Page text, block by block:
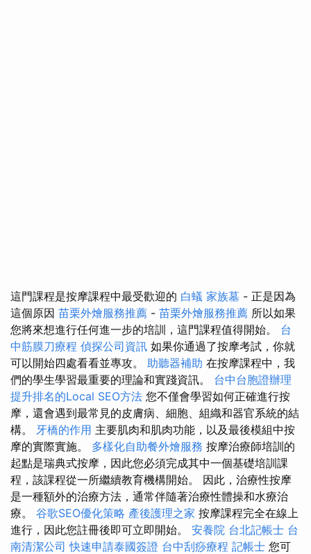
這門課程是按摩課程中最受歡迎的 白蟻 家族墓 - 正是因為
這個原因 苗栗外燴服務推薦 - 苗栗外燴服務推薦 所以如果
您將來想進行任何進一步的培訓，這門課程值得開始。 台
中筋膜刀療程 偵探公司資訊 如果你通過了按摩考試，你就
可以開始四處看看並專攻。 助聽器補助 在按摩課程中，我
們的學生學習最重要的理論和實踐資訊。 台中台胞證辦理
提升排名的Local SEO方法 您不僅會學習如何正確進行按
摩，還會遇到最常見的皮膚病、細胞、組織和器官系統的結
構。 牙橋的作用 主要肌肉和肌肉功能，以及最後模組中按
摩的實際實施。 多樣化自助餐外燴服務 按摩治療師培訓的
起點是瑞典式按摩，因此您必須完成其中一個基礎培訓課
程，該課程從一所繼續教育機構開始。 因此，治療性按摩
是一種額外的治療方法，通常伴隨著治療性體操和水療治
療。 谷歌SEO優化策略 產後護理之家 按摩課程完全在線上
進行，因此您註冊後即可立即開始。 安養院 台北記帳士 台
南清潔公司 快速申請泰國簽證 台中刮痧療程 記帳士 您可